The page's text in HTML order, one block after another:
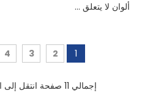
ألوان لا يتعلق ...
1
2
3
4
إجمالي 11 صفحة انتقل إلى الصفحة